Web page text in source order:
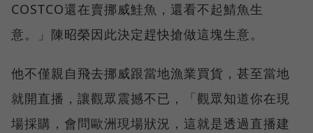
COSTCO還在賣挪威鮭魚，還看不起鯖魚生
意。」陳昭榮因此決定趕快搶做這塊生意。
他不僅親自飛去挪威跟當地漁業買貨，甚至當地
就開直播，讓觀眾震撼不已，「觀眾知道你在現
場採購，會問歐洲現場狀況，這就是透過直播建